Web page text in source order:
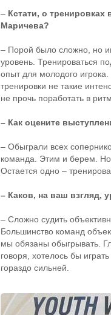
– Кстати, о
Маричева?
– Порой было сложно, но
уровень. Тренироваться
опыт для молодого
тренировки не такие
не прочь поработать в
– Как оцените
– Обыграли всех
команда. Этим и берем. Но
Остается одно –
– Каков, на ваш взгляд,
– Сложно судить
Большинство команд
мы обязаны обыгрывать.
говоря, хотелось бы
гораздо сильней.